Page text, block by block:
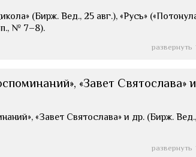
(Бирж. Вед., 25 авг.), «Русь»
№ 7–8).
развернуть
«Завет Святослава» и
«Завет Святослава» и др. (Бирж. Вед.,
развернуть